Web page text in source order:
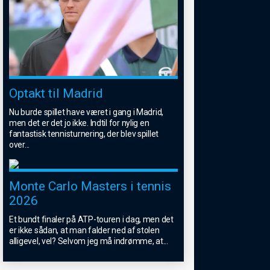
Optakt til Madrid
Nu burde spillet have været i gang i Madrid,
men det er det jo ikke. Indtil for nylig en
fantastisk tennisturnering, der blev spillet
over...
Monte Carlo Masters i tennis
2026
Et bundt finaler på ATP-touren i dag, men det
er ikke sådan, at man falder ned af stolen
alligevel, vel? Selvom jeg må indrømme, at...